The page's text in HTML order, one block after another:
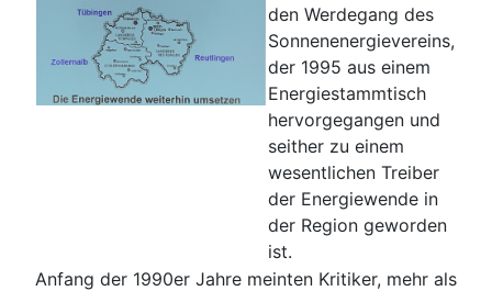
den Werdegang des
Sonnenenergievereins,
der 1995 aus einem
Energiestammtisch
hervorgegangen und
seither zu einem
wesentlichen Treiber
der Energiewende in
der Region geworden
ist.
Anfang der 1990er Jahre meinten Kritiker, mehr als